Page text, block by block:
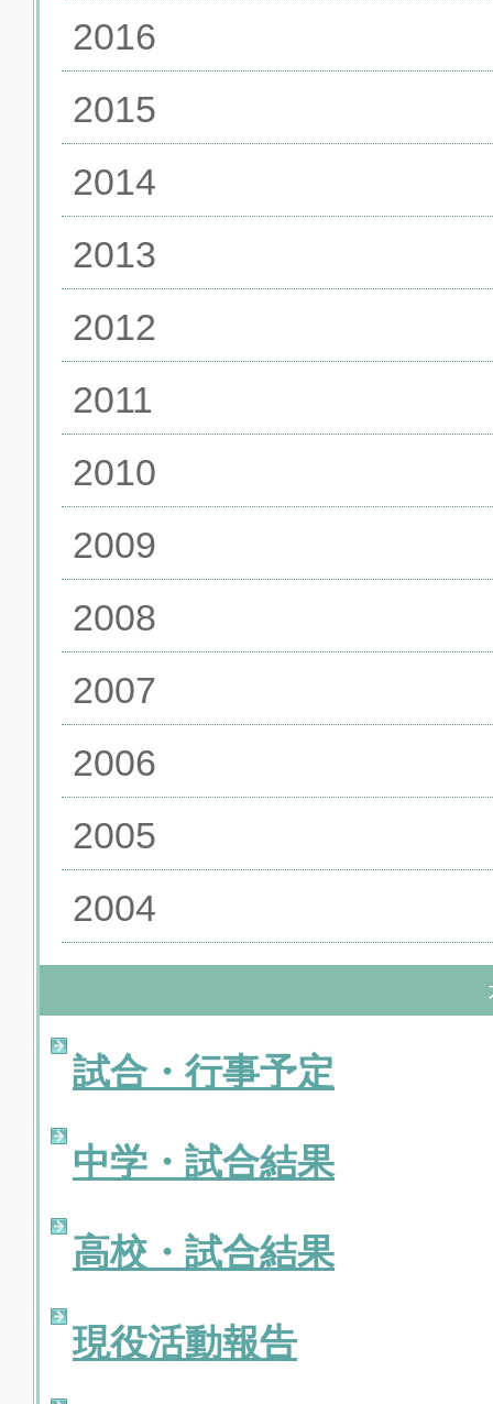
2016
2015
2014
2013
2012
2011
2010
2009
2008
2007
2006
2005
2004
試合・行事予定
中学・試合結果
高校・試合結果
現役活動報告